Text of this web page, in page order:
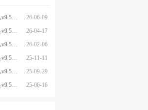
26-06-09
26-04-17
26-02-06
25-11-11
25-09-29
25-06-16